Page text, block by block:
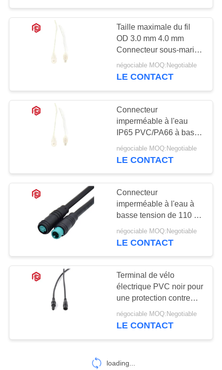
Cable connecteur
étanche
96
Connecteur
imperméable de bâti
de panneau
Connecteurs mâles
Multi imperméables
36
Connecteur RJ45
19
Taille maximale du fil
OD 3.0 mm 4.0 mm
Connecteur sous-marin
avec connecteur basse
tension
négociable MOQ:Negotiable
LE CONTACT
Connecteur
imperméable à l'eau
IP65 PVC/PA66 à basse
tension avec une
surface de coupe
2*0,3 mm2
négociable MOQ:Negotiable
LE CONTACT
Connecteur
imperméable à l'eau à
basse tension de 110 V
avec courant nominal de
2 à 6 A et 2-4 cœurs
négociable MOQ:Negotiable
LE CONTACT
Terminal de vélo
électrique PVC noir pour
une protection contre
l'humidité et des
performances optimales
négociable MOQ:Negotiable
LE CONTACT
loading...